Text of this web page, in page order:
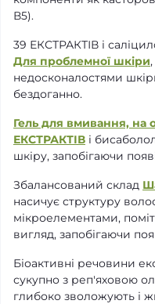
В5).
39 ЕКСТРАКТІВ і
Для проблемної шкіри
недосконалостями
бездоганно.
Гель для вмивання, на
ЕКСТРАКТІВ і
шкіру, запобігаючи
Збалансований склад
насичує структуру
мікроелементами,
вигляд, запобігаючи
Біоактивні речовини
сукупно з реп'яховою
глибоко зволожують і